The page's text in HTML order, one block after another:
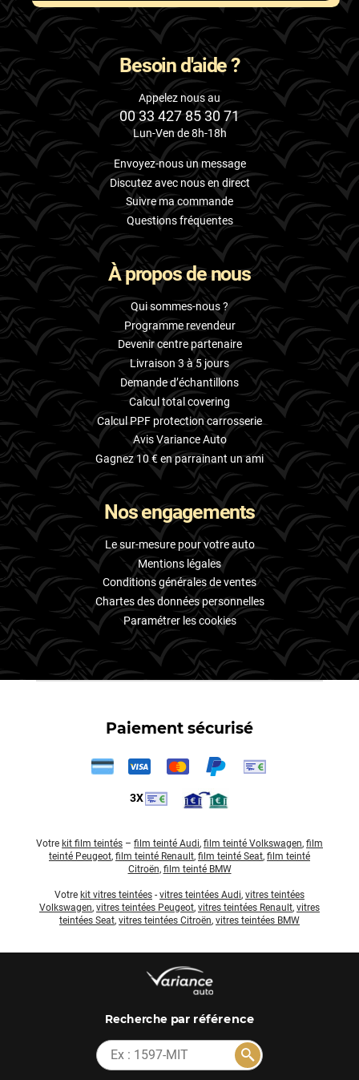
Besoin d'aide ?
Appelez nous au
00 33 427 85 30 71
Lun-Ven de 8h-18h
Envoyez-nous un message
Discutez avec nous en direct
Suivre ma commande
Questions fréquentes
À propos de nous
Qui sommes-nous ?
Programme revendeur
Devenir centre partenaire
Livraison 3 à 5 jours
Demande d’échantillons
Calcul total covering
Calcul PPF protection carrosserie
Avis Variance Auto
Gagnez 10 € en parrainant un ami
Nos engagements
Le sur-mesure pour votre auto
Mentions légales
Conditions générales de ventes
Chartes des données personnelles
Paramétrer les cookies
Paiement sécurisé
3X
Votre kit film teintés – film teinté Audi, film teinté Volkswagen, film
teinté Peugeot, film teinté Renault, film teinté Seat, film teinté
Citroën, film teinté BMW
Votre kit vitres teintées - vitres teintées Audi, vitres teintées
Volkswagen, vitres teintées Peugeot, vitres teintées Renault, vitres
teintées Seat, vitres teintées Citroën, vitres teintées BMW
Recherchepar référence